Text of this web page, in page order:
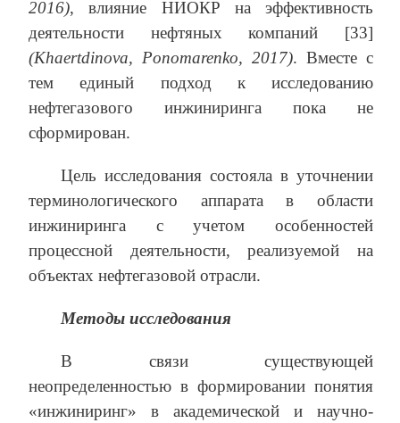
2016), влияние НИОКР на эффективность
деятельноcти нефтяных компаний [33]
(Khaertdinova, Ponomarenko, 2017). Вместе с
тем единый подход к исследованию
нефтегазового инжиниринга пока не
сформирован.
Цель исследования состояла в уточнении
терминологического аппарата в области
инжиниринга с учетом особенностей
процессной деятельности, реализуемой на
объектах нефтегазовой отрасли.
Методы исследования
В связи существующей
неопределенностью в формировании понятия
«инжиниринг» в академической и научно-